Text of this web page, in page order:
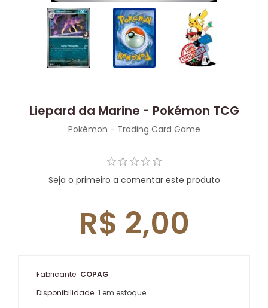
Liepard da Marine - Pokémon TCG
Pokémon - Trading Card Game
Seja o primeiro a comentar este produto
R$ 2,00
Fabricante: COPAG
Disponibilidade: 1 em estoque